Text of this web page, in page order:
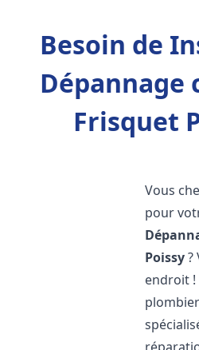
Besoin de
Dépannage
Frisquet
Vous
pour
Poissy?
endroit